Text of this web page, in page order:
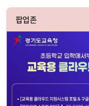
팝업존